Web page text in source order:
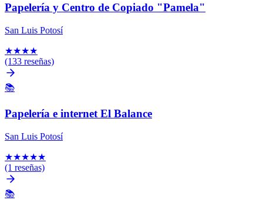
Papelería y Centro de Copiado "Pamela"
San Luis Potosí
★★★★
(133 reseñas)
📚
Papelería e internet El Balance
San Luis Potosí
★★★★★
(1 reseñas)
📚